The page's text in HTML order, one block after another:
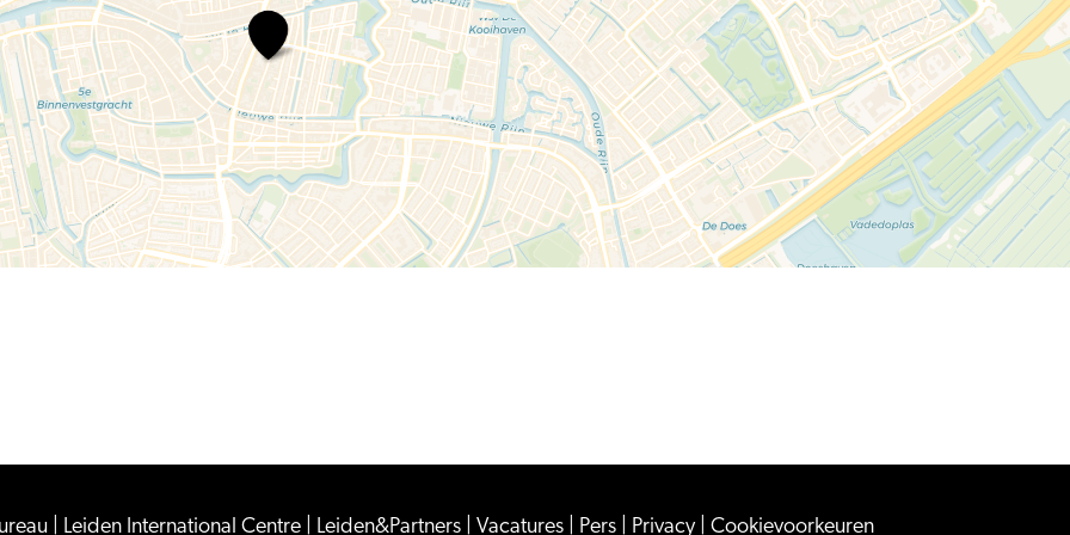
Theater
de
Generator
Leiden International Centre Leiden&Partners Vacatures Pers Privacy Cookievoorkeuren